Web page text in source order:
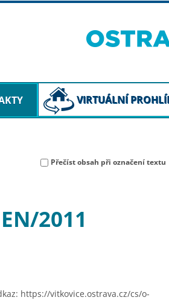
VIRTUÁLNÍ
Přečíst obsah při označení textu
2011
https://vitkovice.ostrava.cz/cs/o-